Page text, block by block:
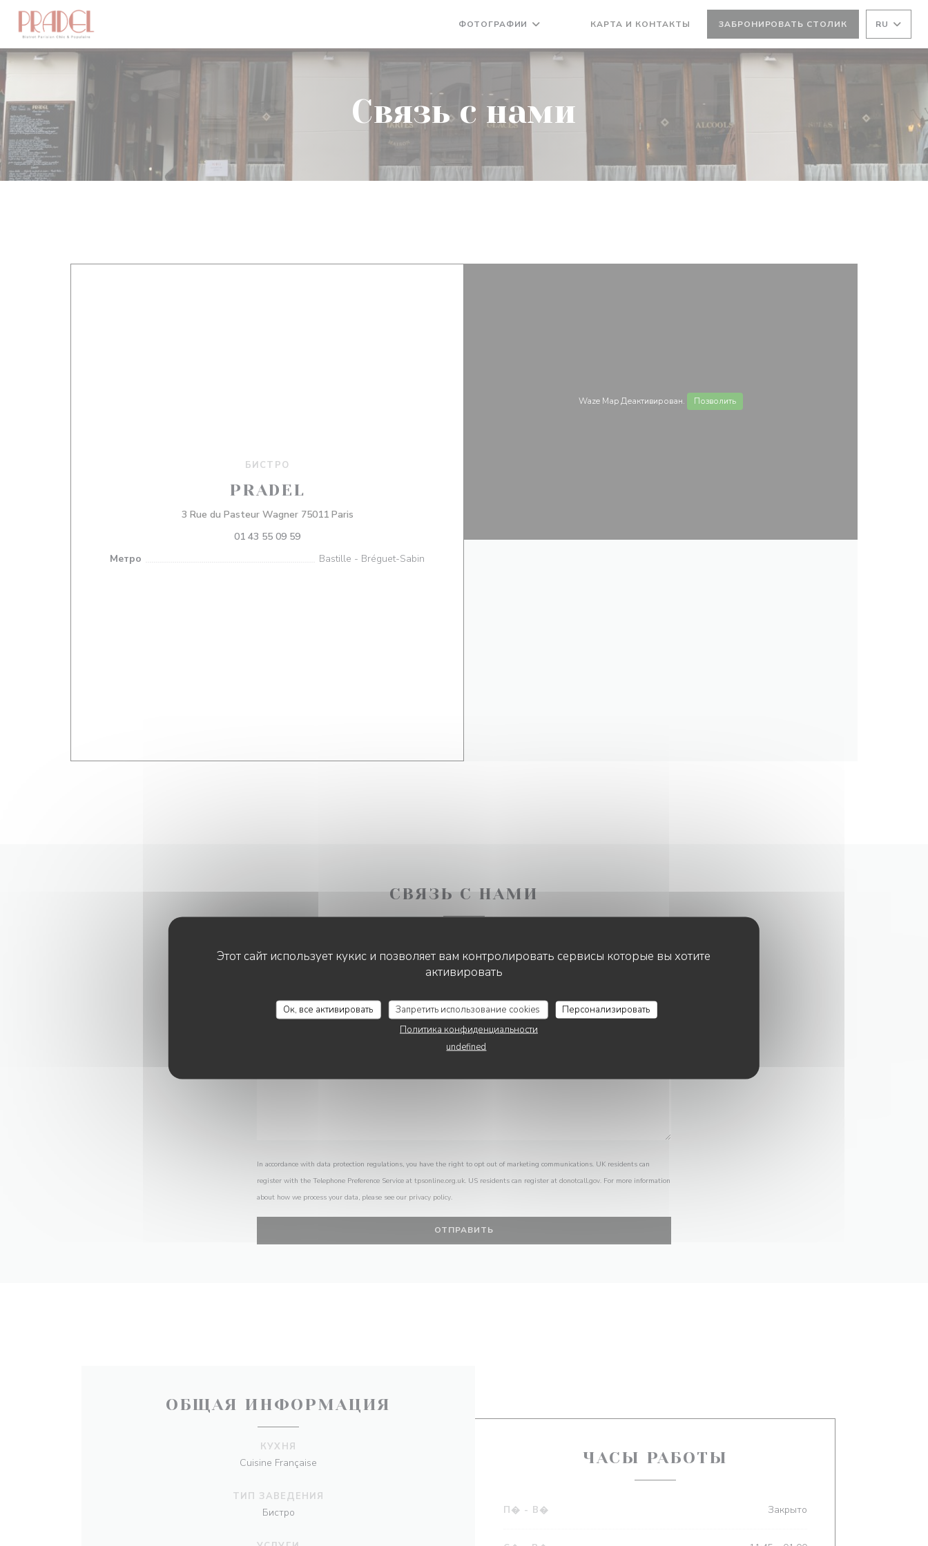
Панель управления cookies
Этот сайт использует кукис и позволяет вам контролировать сервисы которые вы хотите
активировать
Ок, все активировать Запретить использование cookies
Персонализировать
Политика конфиденциальности
undefined
ФОТОГРАФИИ КАРТА И КОНТАКТЫ ЗАБРОНИРОВАТЬ СТОЛИК RU
Связь с нами
БИСТРО
PRADEL
3 Rue du Pasteur Wagner 75011 Paris((открывается в новом окне))
01 43 55 09 59
Метро
Bastille - Bréguet-Sabin
Waze Map Деактивирован. Позволить
СВЯЗЬ С НАМИ
Заполните форму ниже!
In accordance with data protection regulations, you have the right to opt out of marketing communications. UK residents can
register with the Telephone Preference Service at tpsonline.org.uk. US residents can register at donotcall.gov. For more information
about how we process your data, please see our privacy policy.
ОБЩАЯ ИНФОРМАЦИЯ
КУХНЯ
Cuisine Française
ТИП ЗАВЕДЕНИЯ
Бистро
ЧАСЫ РАБОТЫ
П� - В� Закрыто